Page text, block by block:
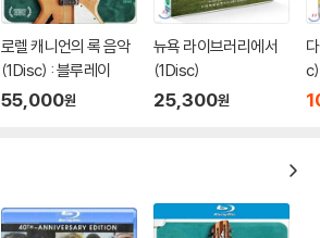
로렐 캐니언의 록 음악
(1Disc) : 블루레이
55,000원
뉴욕 라이브러리에서
(1Disc)
25,300원
c)